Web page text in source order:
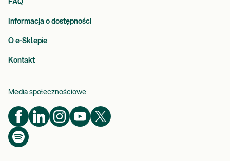
FAQ
Informacja o dostępności
O e-Sklepie
Kontakt
Media społecznościowe